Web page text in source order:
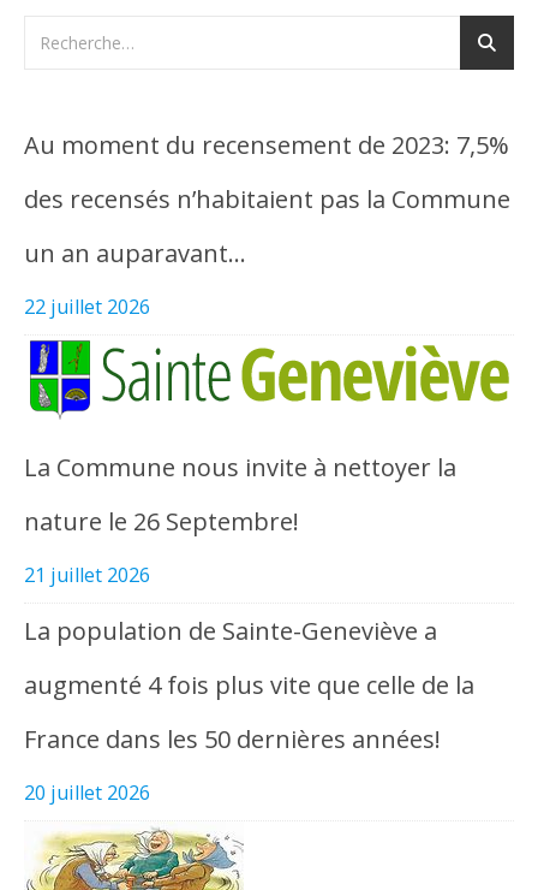
Au moment du recensement de 2023: 7,5%
des recensés n’habitaient pas la Commune
un an auparavant…
22 juillet 2026
La Commune nous invite à nettoyer la
nature le 26 Septembre!
21 juillet 2026
La population de Sainte-Geneviève a
augmenté 4 fois plus vite que celle de la
France dans les 50 dernières années!
20 juillet 2026